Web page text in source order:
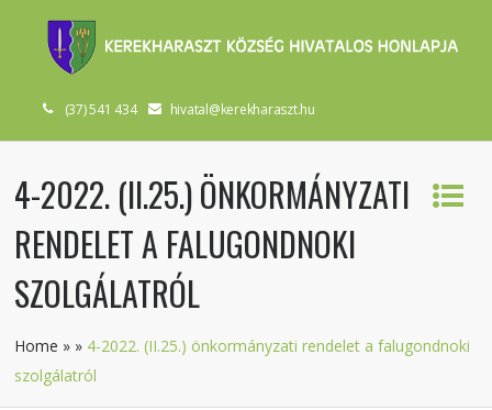
(37) 541 434 hivatal@kerekharaszt.hu
4-2022. (II.25.) ÖNKORMÁNYZATI
RENDELET A FALUGONDNOKI
SZOLGÁLATRÓL
Home » » 4-2022. (II.25.) önkormányzati rendelet a falugondnoki
szolgálatról